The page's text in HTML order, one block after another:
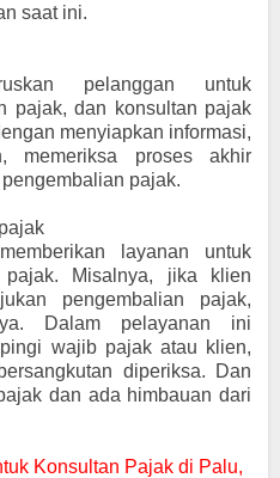
saat ini.
pelanggan untuk
pajak, dan konsultan pajak
menyiapkan informasi,
memeriksa proses akhir
pajak.
layanan untuk
pajak. Misalnya, jika klien
pengembalian pajak,
Dalam pelayanan ini
wajib pajak atau klien,
diperiksa. Dan
dan ada himbauan dari
Konsultan Pajak di Palu,